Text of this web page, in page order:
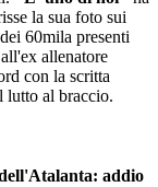
la sua foto sui
60mila presenti
allenatore
con la scritta
lutto al braccio.
addio